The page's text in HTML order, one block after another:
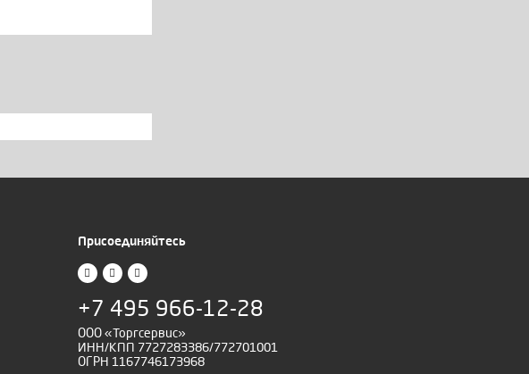
Присоединяйтесь
+7 495 966-12-28
ООО «Торгсервис»
ИНН/КПП 7727283386/772701001
ОГРН 1167746173968